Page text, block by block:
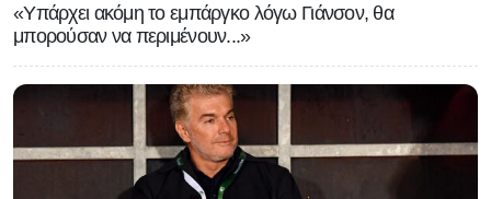
«Υπάρχει ακόμη το εμπάργκο λόγω Γιάνσον, θα
μπορούσαν να περιμένουν...»